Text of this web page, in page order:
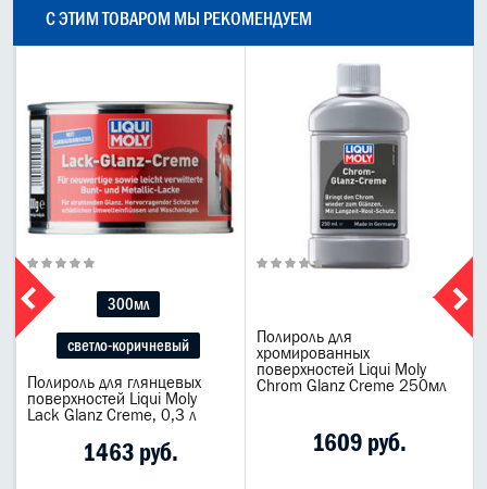
С ЭТИМ ТОВАРОМ МЫ РЕКОМЕНДУЕМ
300мл
светло-коричневый
Полироль для глянцевых
поверхностей Liqui Moly
Lack Glanz Creme, 0,3 л
1463 руб.
Полироль для
хромированных
поверхностей Liqui Moly
Chrom Glanz Creme 250мл
1609 руб.